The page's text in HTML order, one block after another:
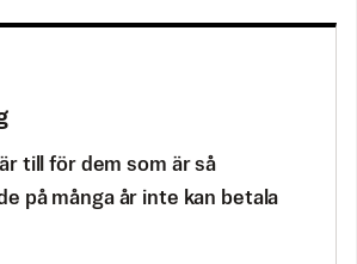
till för dem som är så
på många år inte kan betala